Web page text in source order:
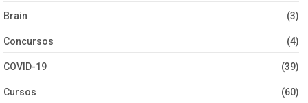
Brain (3)
Concursos (4)
COVID-19 (39)
Cursos (60)